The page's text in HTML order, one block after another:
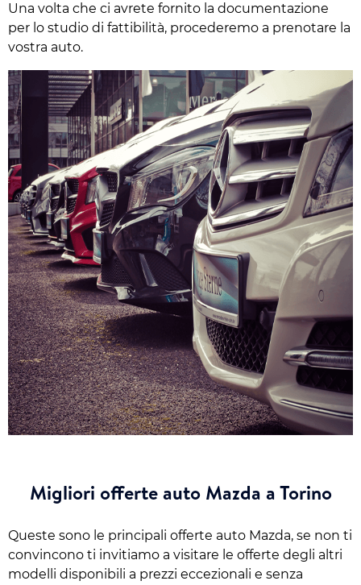
Una volta che ci avrete fornito la documentazione
per lo studio di fattibilità, procederemo a prenotare la
vostra auto.
Migliori offerte auto Mazda a Torino
Queste sono le principali offerte auto Mazda, se non ti
convincono ti invitiamo a visitare le offerte degli altri
modelli disponibili a prezzi eccezionali e senza